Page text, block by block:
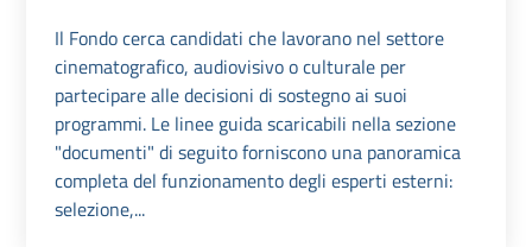
Il Fondo cerca candidati che lavorano nel settore
cinematografico, audiovisivo o culturale per
partecipare alle decisioni di sostegno ai suoi
programmi. Le linee guida scaricabili nella sezione
"documenti" di seguito forniscono una panoramica
completa del funzionamento degli esperti esterni:
selezione,...